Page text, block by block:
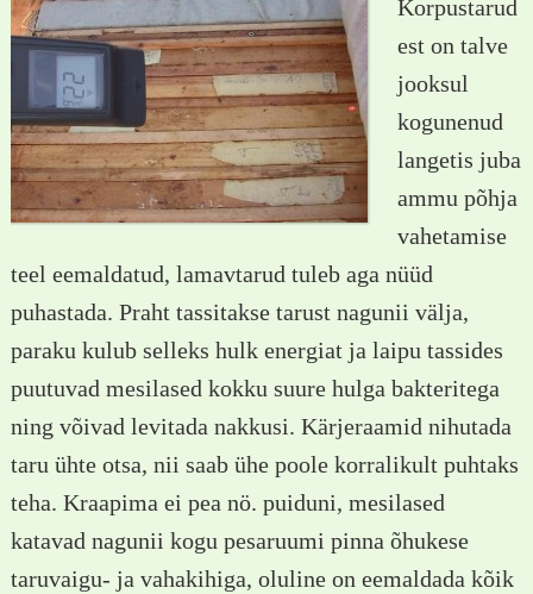
Korpustarud
est on talve
jooksul
kogunenud
langetis juba
ammu põhja
vahetamise
teel eemaldatud, lamavtarud tuleb aga nüüd
puhastada. Praht tassitakse tarust nagunii välja,
paraku kulub selleks hulk energiat ja laipu tassides
puutuvad mesilased kokku suure hulga bakteritega
ning võivad levitada nakkusi. Kärjeraamid nihutada
taru ühte otsa, nii saab ühe poole korralikult puhtaks
teha. Kraapima ei pea nö. puiduni, mesilased
katavad nagunii kogu pesaruumi pinna õhukese
taruvaigu- ja vahakihiga, oluline on eemaldada kõik